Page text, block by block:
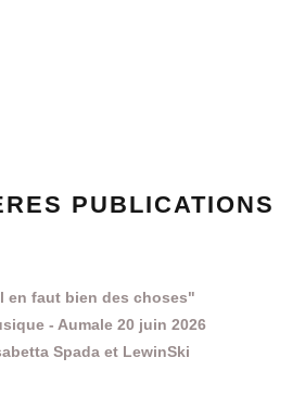
PUBLICATIONS
en faut bien des choses"
- Aumale 20 juin 2026
Spada et LewinSki